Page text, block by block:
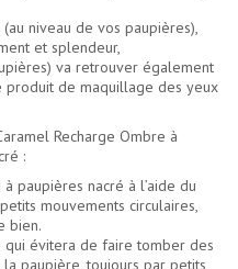
niveau de vos paupières),
et splendeur,
va retrouver également
produit de maquillage des yeux
Recharge Ombre à
:
paupières nacré à l’aide du
mouvements circulaires,
bien.
qui évitera de faire tomber des
paupière, toujours par petits